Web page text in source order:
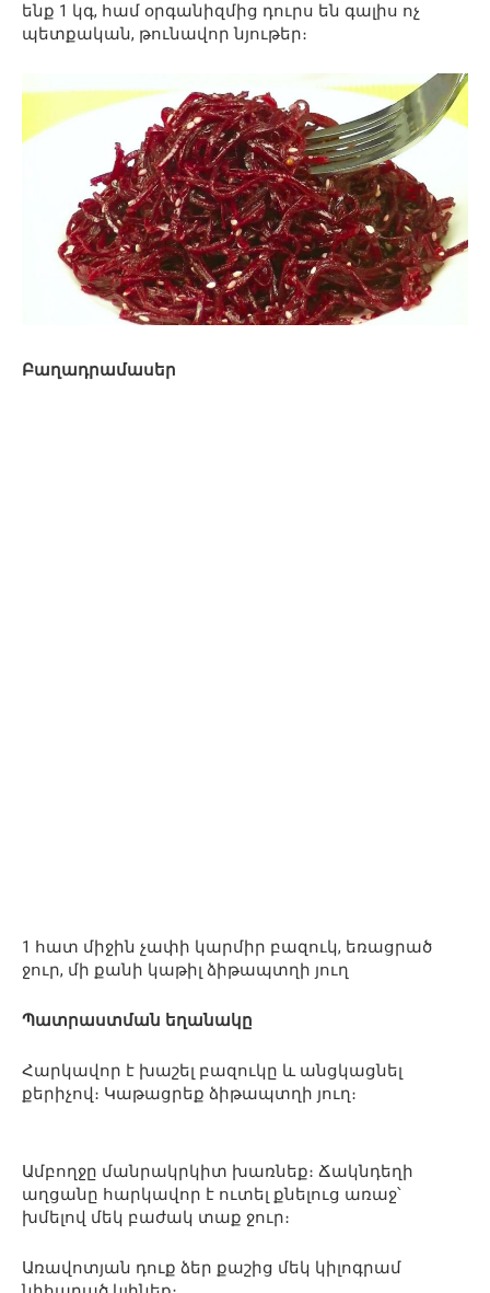
ենք 1 կգ, համ օրգանիզմից դուրս են գալիս ոչ
պետքական, թունավոր նյութեր։
Բաղադրամասեր
1 հատ միջին չափի կարմիր բազուկ, եռացրած
ջուր, մի քանի կաթիլ ձիթապտղի յուղ
Պատրաստման եղանակը
Հարկավոր է խաշել բազուկը և անցկացնել
քերիչով։ Կաթացրեք ձիթապտղի յուղ։
Ամբողջը մանրակրկիտ խառնեք։ Ճակնդեղի
աղցանը հարկավոր է ուտել քնելուց առաջ՝
խմելով մեկ բաժակ տաք ջուր։
Առավոտյան դուք ձեր քաշից մեկ կիլոգրամ